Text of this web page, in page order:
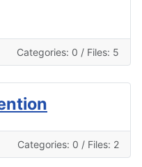
Categories: 0 / Files: 5
Categories: 0 / Files: 2